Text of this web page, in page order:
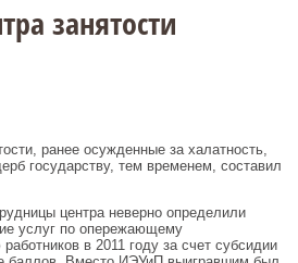
занятости
ранее осужденные за халатность,
государству, тем временем, составил
центра неверно определили
услуг по опережающему
в 2011 году за счет субсидии